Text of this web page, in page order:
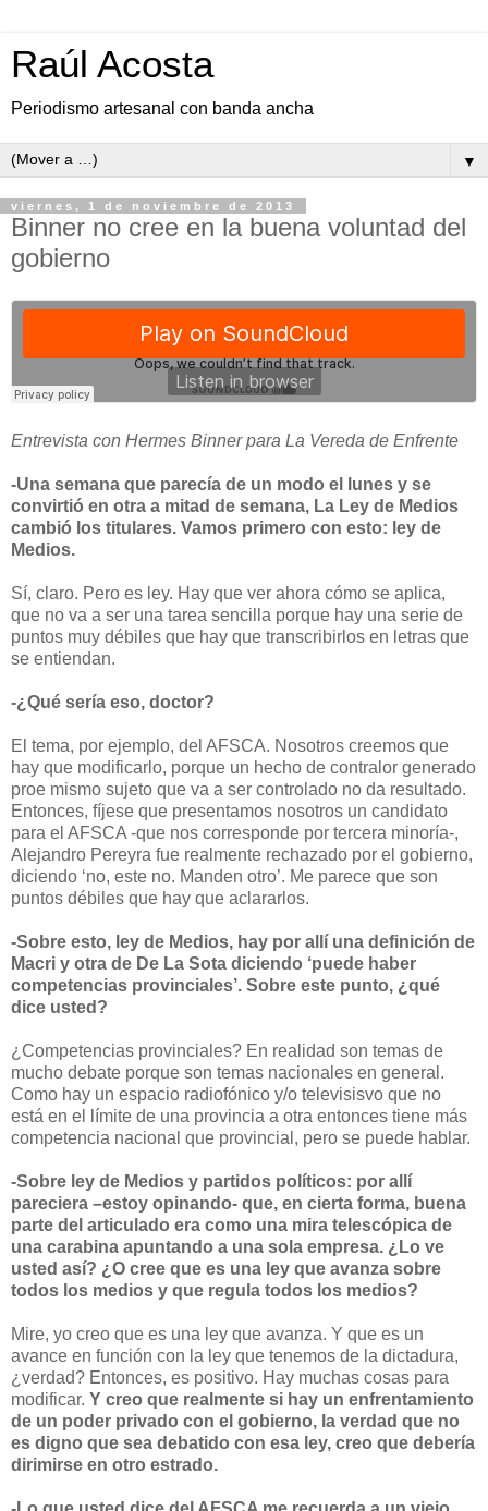
Raúl Acosta
Periodismo artesanal con banda ancha
▼
viernes, 1 de noviembre de 2013
Binner no cree en la buena voluntad del
gobierno
Entrevista con Hermes Binner para La Vereda de Enfrente
-Una semana que parecía de un modo el lunes y se
convirtió en otra a mitad de semana, La Ley de Medios
cambió los titulares. Vamos primero con esto: ley de
Medios.
Sí, claro. Pero es ley. Hay que ver ahora cómo se aplica,
que no va a ser una tarea sencilla porque hay una serie de
puntos muy débiles que hay que transcribirlos en letras que
se entiendan.
-¿Qué sería eso, doctor?
El tema, por ejemplo, del AFSCA. Nosotros creemos que
hay que modificarlo, porque un hecho de contralor generado
proe mismo sujeto que va a ser controlado no da resultado.
Entonces, fíjese que presentamos nosotros un candidato
para el AFSCA -que nos corresponde por tercera minoría-,
Alejandro Pereyra fue realmente rechazado por el gobierno,
diciendo ‘no, este no. Manden otro’. Me parece que son
puntos débiles que hay que aclararlos.
-Sobre esto, ley de Medios, hay por allí una definición de
Macri y otra de De La Sota diciendo ‘puede haber
competencias provinciales’. Sobre este punto, ¿qué
dice usted?
¿Competencias provinciales? En realidad son temas de
mucho debate porque son temas nacionales en general.
Como hay un espacio radiofónico y/o televisisvo que no
está en el límite de una provincia a otra entonces tiene más
competencia nacional que provincial, pero se puede hablar.
-Sobre ley de Medios y partidos políticos: por allí
pareciera –estoy opinando- que, en cierta forma, buena
parte del articulado era como una mira telescópica de
una carabina apuntando a una sola empresa. ¿Lo ve
usted así? ¿O cree que es una ley que avanza sobre
todos los medios y que regula todos los medios?
Mire, yo creo que es una ley que avanza. Y que es un
avance en función con la ley que tenemos de la dictadura,
¿verdad? Entonces, es positivo. Hay muchas cosas para
modificar. Y creo que realmente si hay un enfrentamiento
de un poder privado con el gobierno, la verdad que no
es digno que sea debatido con esa ley, creo que debería
dirimirse en otro estrado.